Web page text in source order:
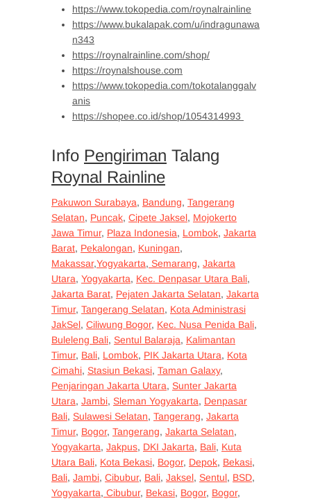
https://www.tokopedia.com/roynalrainline
https://www.bukalapak.com/u/indragunawa
n343
https://roynalrainline.com/shop/
https://roynalshouse.com
https://www.tokopedia.com/tokotalanggalv
anis
https://shopee.co.id/shop/1054314993
Info Pengiriman Talang
Roynal Rainline
Pakuwon Surabaya, Bandung, Tangerang
Selatan, Puncak, Cipete Jaksel, Mojokerto
Jawa Timur, Plaza Indonesia, Lombok, Jakarta
Barat, Pekalongan, Kuningan,
Makassar,Yogyakarta, Semarang, Jakarta
Utara, Yogyakarta, Kec. Denpasar Utara Bali,
Jakarta Barat, Pejaten Jakarta Selatan, Jakarta
Timur, Tangerang Selatan, Kota Administrasi
JakSel, Ciliwung Bogor, Kec. Nusa Penida Bali,
Buleleng Bali, Sentul Balaraja, Kalimantan
Timur, Bali, Lombok, PIK Jakarta Utara, Kota
Cimahi, Stasiun Bekasi, Taman Galaxy,
Penjaringan Jakarta Utara, Sunter Jakarta
Utara, Jambi, Sleman Yogyakarta, Denpasar
Bali, Sulawesi Selatan, Tangerang, Jakarta
Timur, Bogor, Tangerang, Jakarta Selatan,
Yogyakarta, Jakpus, DKI Jakarta, Bali, Kuta
Utara Bali, Kota Bekasi, Bogor, Depok, Bekasi,
Bali, Jambi, Cibubur, Bali, Jaksel, Sentul, BSD,
Yogyakarta, Cibubur, Bekasi, Bogor, Bogor,